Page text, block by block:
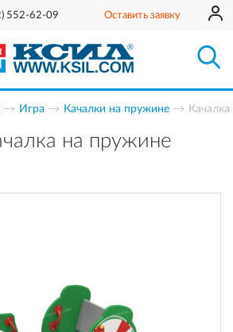
552-62-09 Оставить заявку
Игра Качалки на пружине
на пружине